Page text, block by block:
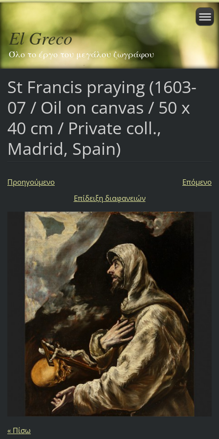
El Greco
Όλο το έργο του μεγάλου ζωγράφου
St Francis praying (1603-
07 / Oil on canvas / 50 x
40 cm / Private coll.,
Madrid, Spain)
Προηγούμενο
Επόμενο
Επίδειξη διαφανειών
« Πίσω